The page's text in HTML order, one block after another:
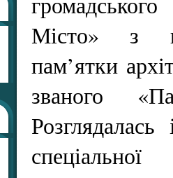
Місто» з
пам’ятки
званого
Розглядалась